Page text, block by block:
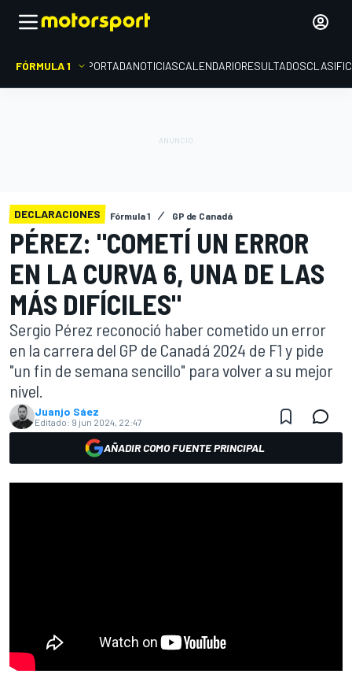
FÓRMULA 1 PORTADANOTICIASCALENDARIORESULTADOS
DECLARACIONES Fórmula 1 GP de Canadá
PÉREZ: "COMETÍ UN ERROR
EN LA CURVA 6, UNA DE LAS
MÁS DIFÍCILES"
Sergio Pérez reconoció haber cometido un error
en la carrera del GP de Canadá 2024 de F1 y pide
"un fin de semana sencillo" para volver a su mejor
nivel.
Juanjo Sáez
Editado: 9 jun 2024, 22:47
AÑADIR COMO FUENTE PRINCIPAL